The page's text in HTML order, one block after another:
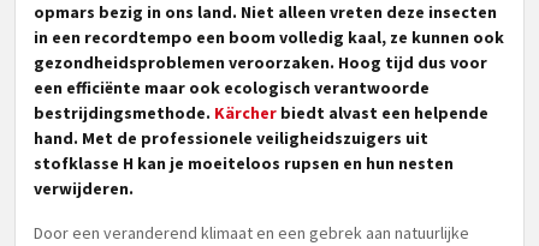
opmars bezig in ons land. Niet alleen vreten deze insecten
in een recordtempo een boom volledig kaal, ze kunnen ook
gezondheidsproblemen veroorzaken. Hoog tijd dus voor
een efficiënte maar ook ecologisch verantwoorde
bestrijdingsmethode. Kärcher biedt alvast een helpende
hand. Met de professionele veiligheidszuigers uit
stofklasse H kan je moeiteloos rupsen en hun nesten
verwijderen.
Door een veranderend klimaat en een gebrek aan natuurlijke